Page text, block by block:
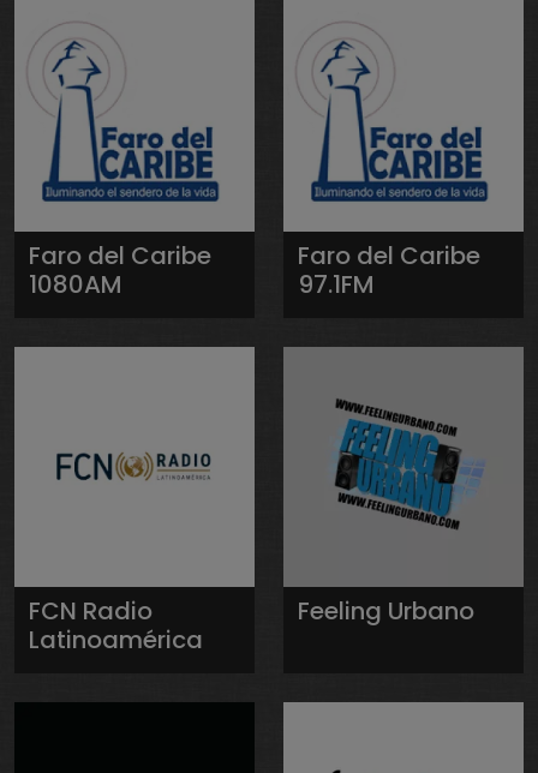
Faro del Caribe
1080AM
Faro del Caribe
97.1FM
FCN Radio
Latinoamérica
Feeling Urbano